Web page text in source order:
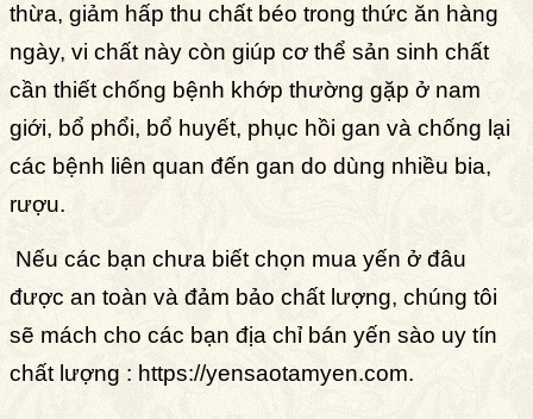
thừa, giảm hấp thu chất béo trong thức ăn hàng
ngày, vi chất này còn giúp cơ thể sản sinh chất
cần thiết chống bệnh khớp thường gặp ở nam
giới, bổ phổi, bổ huyết, phục hồi gan và chống lại
các bệnh liên quan đến gan do dùng nhiều bia,
rượu.
Nếu các bạn chưa biết chọn mua yến ở đâu
được an toàn và đảm bảo chất lượng, chúng tôi
sẽ mách cho các bạn địa chỉ bán yến sào uy tín
chất lượng : https://yensaotamyen.com.